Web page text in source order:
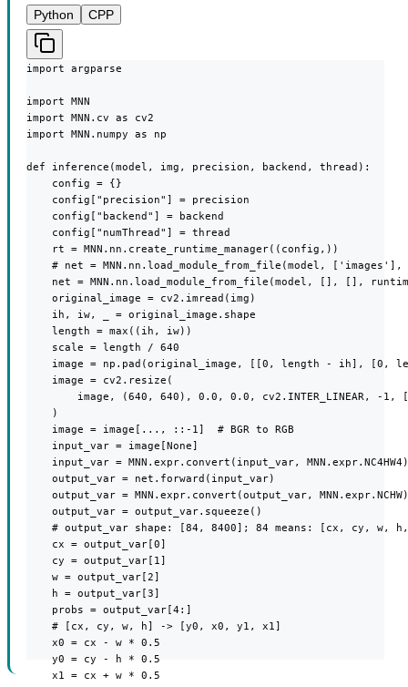
Python CPP
import argparse
import MNN
import MNN.cv as cv2
import MNN.numpy as np
def inference(model, img, precision, backend, thread):
    config = {}
    config["precision"] = precision
    config["backend"] = backend
    config["numThread"] = thread
    rt = MNN.nn.create_runtime_manager((config,))
# net = MNN.nn.load_module_from_file(model,
net = MNN.nn.load_module_from_file(model, [], [],
    original_image = cv2.imread(img)
    ih, iw, _ = original_image.shape
    length = max((ih, iw))
    scale = length / 640
image = np.pad(original_image, [[0, length - ih], [0,
    image = cv2.resize(
image, (640, 640), 0.0, 0.0, cv2.INTER_LINEAR, -1,
    )
    image = image[..., ::-1]  # BGR to RGB
    input_var = image[None]
    input_var = MNN.expr.convert(input_var, MNN.expr.NC4HW4)
    output_var = net.forward(input_var)
    output_var = MNN.expr.convert(output_var, MNN.expr.NCHW)
    output_var = output_var.squeeze()
# output_var shape: [84, 8400]; 84 means: [cx, cy, w,
    cx = output_var[0]
    cy = output_var[1]
    w = output_var[2]
    h = output_var[3]
    probs = output_var[4:]
    # [cx, cy, w, h] -> [y0, x0, y1, x1]
    x0 = cx - w * 0.5
    y0 = cy - h * 0.5
    x1 = cx + w * 0.5